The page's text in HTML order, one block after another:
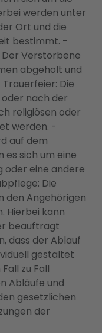
werden unter
Ort und die
bestimmt. -
Verstorbene
abgeholt und
Die
nach der
religiösen oder
werden. -
auf dem
es sich um eine
oder eine andere
Die
den Angehörigen
Hierbei kann
beauftragt
dass der Ablauf
gestaltet
zu Fall
Abläufe und
gesetzlichen
der